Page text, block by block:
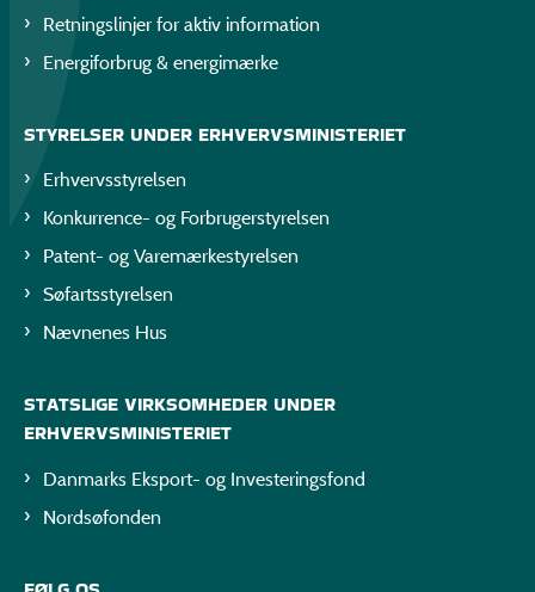
Retningslinjer for aktiv information
Energiforbrug & energimærke
STYRELSER UNDER ERHVERVSMINISTERIET
Erhvervsstyrelsen
Konkurrence- og Forbrugerstyrelsen
Patent- og Varemærkestyrelsen
Søfartsstyrelsen
Nævnenes Hus
STATSLIGE VIRKSOMHEDER UNDER
ERHVERVSMINISTERIET
Danmarks Eksport- og Investeringsfond
Nordsøfonden